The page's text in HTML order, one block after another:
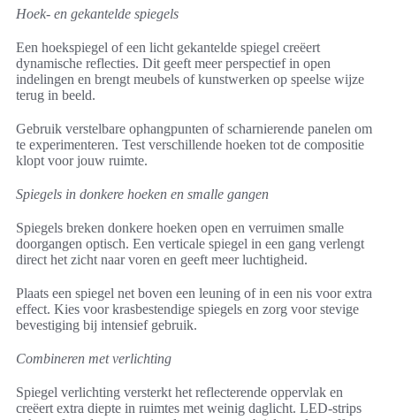
Hoek- en gekantelde spiegels
Een hoekspiegel of een licht gekantelde spiegel creëert
dynamische reflecties. Dit geeft meer perspectief in open
indelingen en brengt meubels of kunstwerken op speelse wijze
terug in beeld.
Gebruik verstelbare ophangpunten of scharnierende panelen om
te experimenteren. Test verschillende hoeken tot de compositie
klopt voor jouw ruimte.
Spiegels in donkere hoeken en smalle gangen
Spiegels breken donkere hoeken open en verruimen smalle
doorgangen optisch. Een verticale spiegel in een gang verlengt
direct het zicht naar voren en geeft meer luchtigheid.
Plaats een spiegel net boven een leuning of in een nis voor extra
effect. Kies voor krasbestendige spiegels en zorg voor stevige
bevestiging bij intensief gebruik.
Combineren met verlichting
Spiegel verlichting versterkt het reflecterende oppervlak en
creëert extra diepte in ruimtes met weinig daglicht. LED-strips